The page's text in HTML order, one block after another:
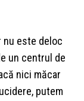
nu este deloc
un centrul de
nici măcar
putem